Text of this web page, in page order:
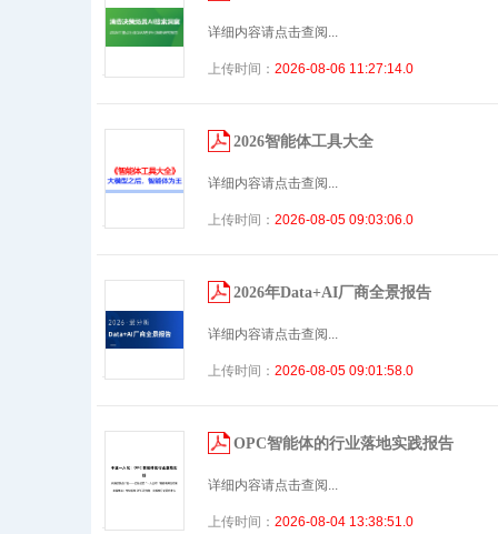
详细内容请点击查阅...
上传时间： 2026-08-06 11:27:14.0
2026智能体工具大全
详细内容请点击查阅...
上传时间： 2026-08-05 09:03:06.0
2026年Data+AI厂商全景报告
详细内容请点击查阅...
上传时间： 2026-08-05 09:01:58.0
OPC智能体的行业落地实践报告
详细内容请点击查阅...
上传时间： 2026-08-04 13:38:51.0